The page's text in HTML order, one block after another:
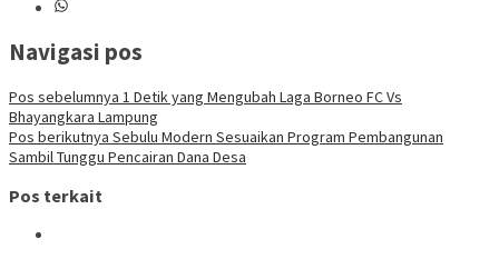
Navigasi pos
Pos sebelumnya 1 Detik yang Mengubah Laga Borneo FC Vs
Bhayangkara Lampung
Pos berikutnya Sebulu Modern Sesuaikan Program Pembangunan
Sambil Tunggu Pencairan Dana Desa
Pos terkait